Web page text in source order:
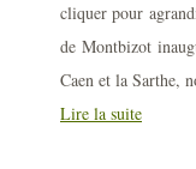
cliquer pour
de Montbizot
Caen et la Sarthe,
Lire la suite